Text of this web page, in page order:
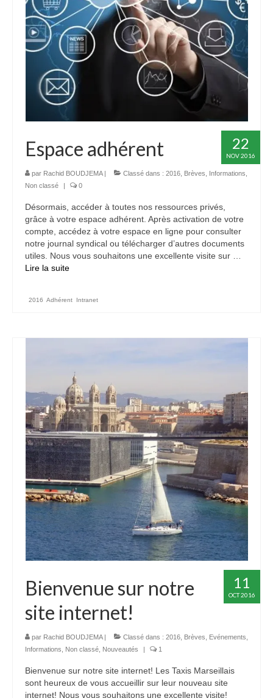
Formation Pratique « Admission »
Formation Passerelle
Calendrier de Formation : Lancez votre année
vers la réussite !
Formation Continue de taxi : Une Obligation à
Respecter !
ADHÉREZ
Devenir adhérent
Espace adhérent
ACTUALITÉS
CONTACTEZ-NOUS
22
NOV 2016
Espace adhérent
par Rachid BOUDJEMA| Classé dans : 2016 Brèves Informations
Non classé
| 0
Désormais, accéder à toutes nos ressources privés,
grâce à votre espace adhérent. Après activation de votre
compte, accédez à votre espace en ligne pour consulter
notre journal syndical ou télécharger d’autres documents
utiles. Nous vous souhaitons une excellente visite sur …
Lire la suite­­
2016 Adhérent Intranet
11
OCT 2016
Bienvenue sur notre
site internet!
par Rachid BOUDJEMA| Classé dans : 2016 Brèves Evénements
Informations
Non classé Nouveautés | 1
Bienvenue sur notre site internet! Les Taxis Marseillais
sont heureux de vous accueillir sur leur nouveau site
internet! Nous vous souhaitons une excellente visite!